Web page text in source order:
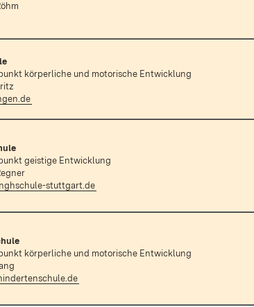
körperliche und motorische Entwicklung
geistige Entwicklung
stuttgart.de
körperliche und motorische Entwicklung